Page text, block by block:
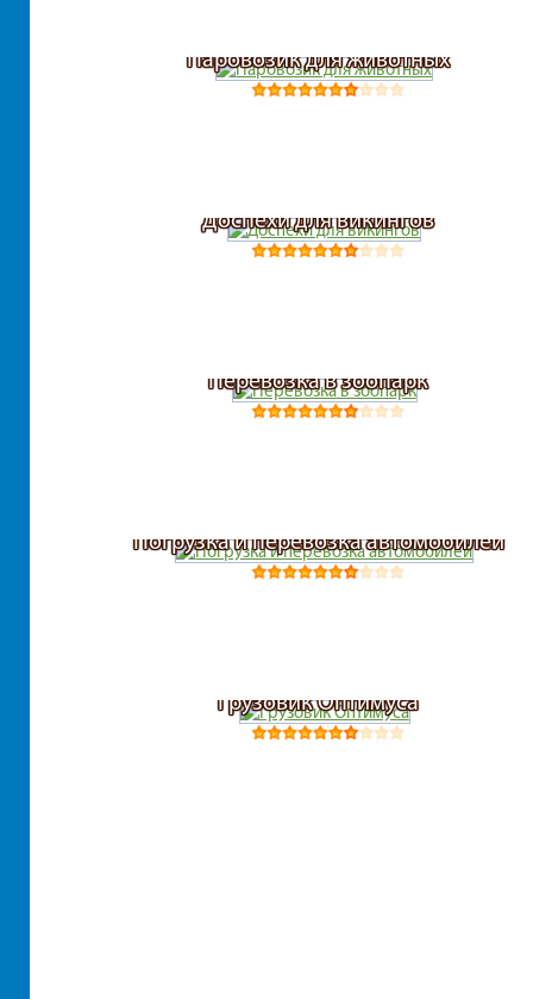
Паровозик для животных
Доспехи для викингов
Перевозка в зоопарк
Погрузка и перевозка автомобилей
Грузовик Оптимуса